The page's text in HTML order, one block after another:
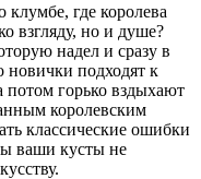
где королева
взгляду, но и душе?
надел и сразу в
подходят к
потом горько вздыхают
королевским
классические ошибки
ваши кусты не